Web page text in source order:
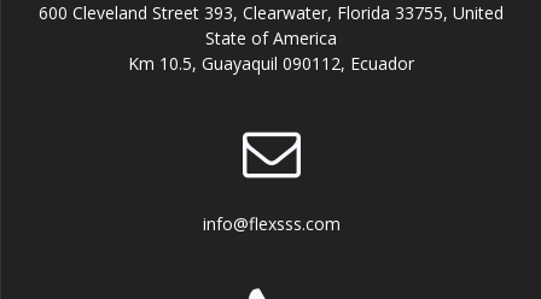
600 Cleveland Street 393, Clearwater, Florida 33755, United
State of America
Km 10.5, Guayaquil 090112, Ecuador
info@flexsss.com